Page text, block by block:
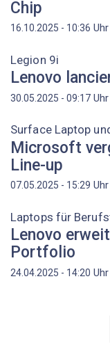
Chip
16.10.2025 - 10:36 Uhr
Legion 9i
Lenovo
30.05.2025 - 09:17 Uhr
Surface Laptop
Microsoft
Line-up
07.05.2025 - 15:29 Uhr
Laptops für
Lenovo
Portfolio
24.04.2025 - 14:20 Uhr